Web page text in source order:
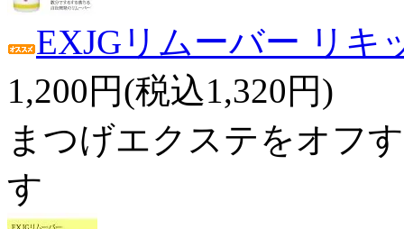
EXJGリムーバー リキ
1,200円(税込1,320円)
まつげエクステをオフ
す